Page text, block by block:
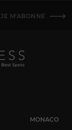
JE M'ABONNE
MONACO